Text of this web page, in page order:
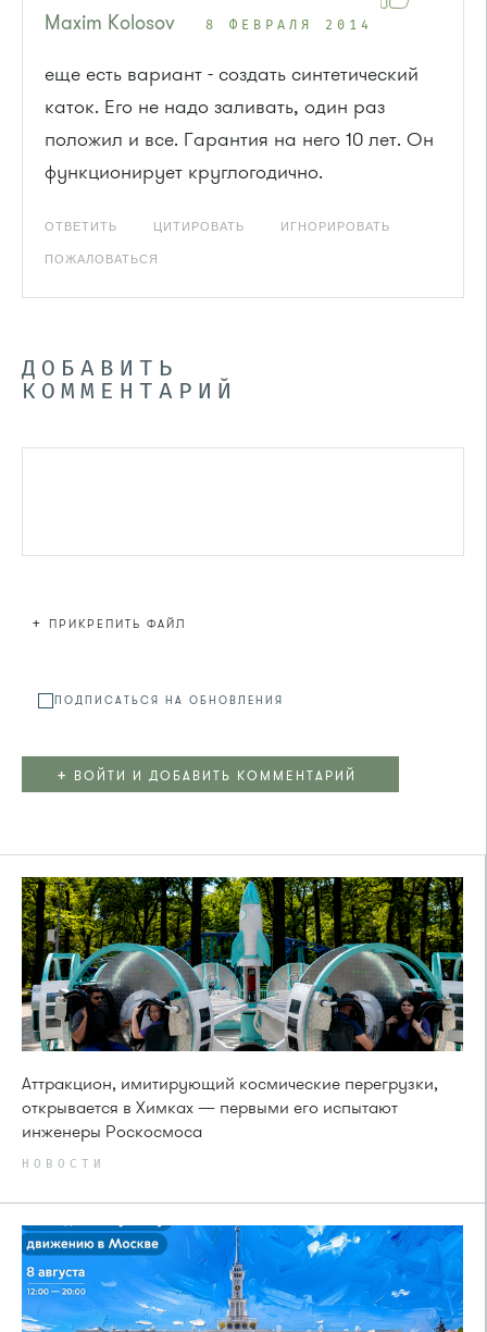
Maxim Kolosov 8 ФЕВРАЛЯ 2014
еще есть вариант - создать синтетический
каток. Его не надо заливать, один раз
положил и все. Гарантия на него 10 лет. Он
функционирует круглогодично.
ОТВЕТИТЬ ЦИТИРОВАТЬ ИГНОРИРОВАТЬ
ПОЖАЛОВАТЬСЯ
ДОБАВИТЬ
КОММЕНТАРИЙ
+ ПРИКРЕПИТЬ ФАЙЛ
ПОДПИСАТЬСЯ НА ОБНОВЛЕНИЯ
+ ВОЙТИ И ДОБАВИТЬ КОММЕНТАРИЙ
Аттракцион, имитирующий космические перегрузки,
открывается в Химках — первыми его испытают
инженеры Роскосмоса
НОВОСТИ